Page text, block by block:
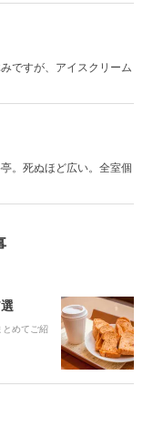
ですが、アイスクリーム
。死ぬほど広い。全室個
とめてご紹